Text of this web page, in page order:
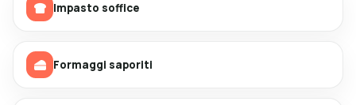
Impasto soffice
Formaggi saporiti